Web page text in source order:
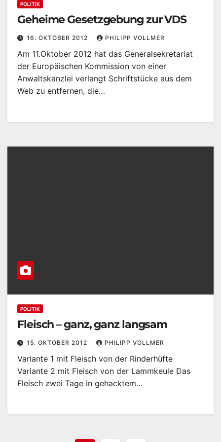
POLITIK
Geheime Gesetzgebung zur VDS
16. OKTOBER 2012 PHILIPP VOLLMER
Am 11.Oktober 2012 hat das Generalsekretariat
der Europäischen Kommission von einer
Anwaltskanzlei verlangt Schriftstücke aus dem
Web zu entfernen, die…
POLITIK
Fleisch – ganz, ganz langsam
15. OKTOBER 2012 PHILIPP VOLLMER
Variante 1 mit Fleisch von der Rinderhüfte
Variante 2 mit Fleisch von der Lammkeule Das
Fleisch zwei Tage in gehacktem…